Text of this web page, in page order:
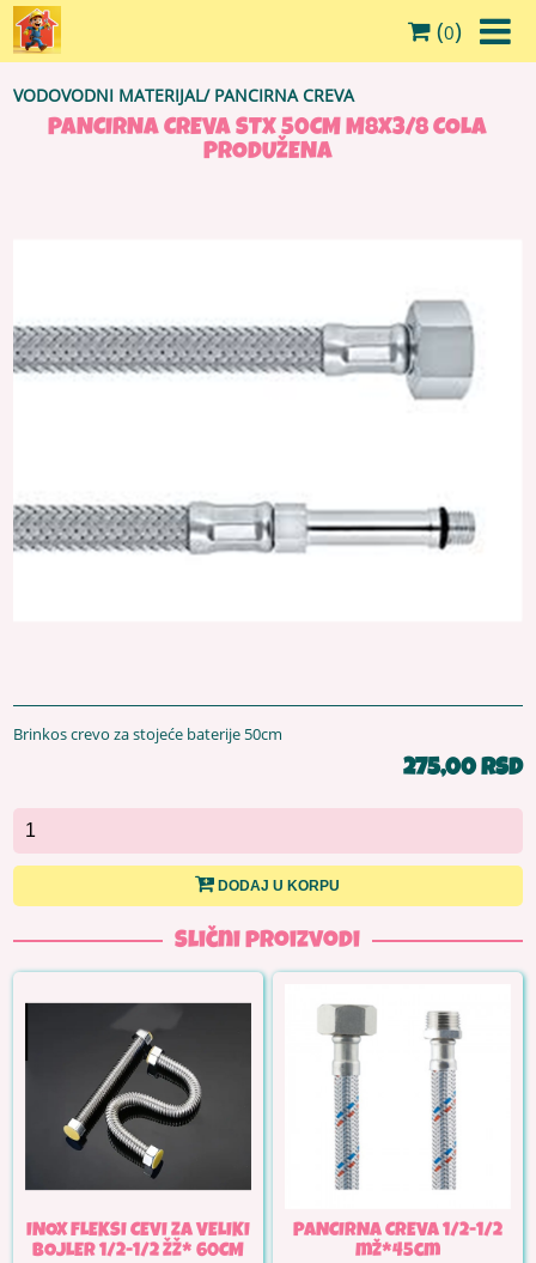
(0)
VODOVODNI MATERIJAL/ PANCIRNA CREVA
PANCIRNA CREVA STX 50CM M8X3/8 COLA
PRODUŽENA
Brinkos crevo za stojeće baterije 50cm
275,00 RSD
DODAJ U KORPU
Slični proizvodi
INOX FLEKSI CEVI ZA VELIKI
BOJLER 1/2-1/2 ŽŽ* 60CM
PANCIRNA CREVA 1/2-1/2
mž*45cm